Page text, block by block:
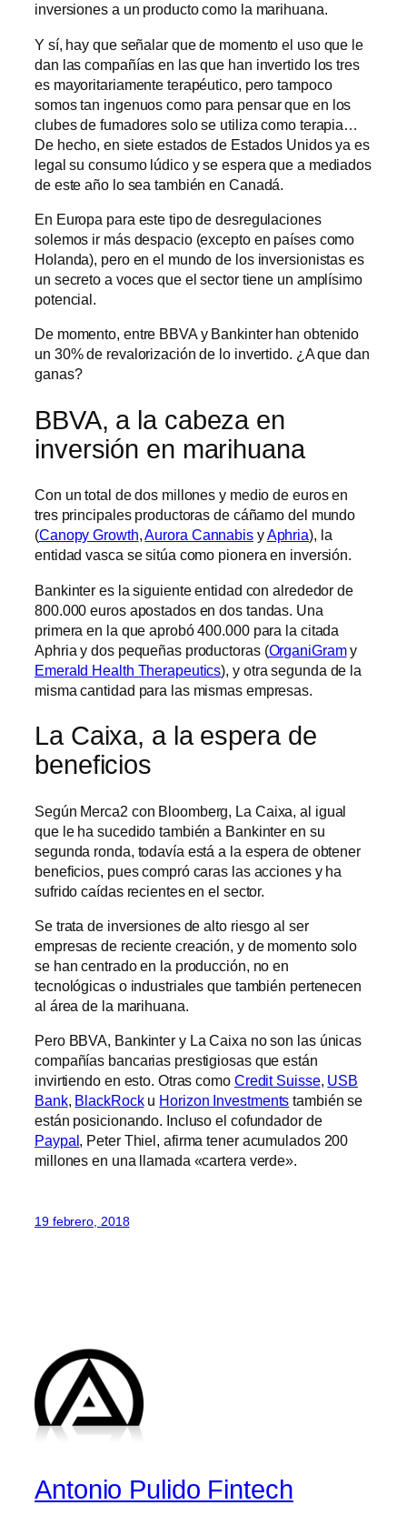
inversiones a un producto como la marihuana.
Y sí, hay que señalar que de momento el uso que le
dan las compañías en las que han invertido los tres
es mayoritariamente terapéutico, pero tampoco
somos tan ingenuos como para pensar que en los
clubes de fumadores solo se utiliza como terapia…
De hecho, en siete estados de Estados Unidos ya es
legal su consumo lúdico y se espera que a mediados
de este año lo sea también en Canadá.
En Europa para este tipo de desregulaciones
solemos ir más despacio (excepto en países como
Holanda), pero en el mundo de los inversionistas es
un secreto a voces que el sector tiene un amplísimo
potencial.
De momento, entre BBVA y Bankinter han obtenido
un 30% de revalorización de lo invertido. ¿A que dan
ganas?
BBVA, a la cabeza en
inversión en marihuana
Con un total de dos millones y medio de euros en
tres principales productoras de cáñamo del mundo
(Canopy Growth,Aurora CannabisyAphria), la
entidad vasca se sitúa como pionera en inversión.
Bankinter es la siguiente entidad con alrededor de
800.000 euros apostados en dos tandas. Una
primera en la que aprobó 400.000 para la citada
Aphria y dos pequeñas productoras (OrganiGramy
Emerald Health Therapeutics), y otra segunda de la
misma cantidad para las mismas empresas.
La Caixa, a la espera de
beneficios
Según Merca2 con Bloomberg, La Caixa, al igual
que le ha sucedido también a Bankinter en su
segunda ronda, todavía está a la espera de obtener
beneficios, pues compró caras las acciones y ha
sufrido caídas recientes en el sector.
Se trata de inversiones de alto riesgo al ser
empresas de reciente creación, y de momento solo
se han centrado en la producción, no en
tecnológicas o industriales que también pertenecen
al área de la marihuana.
Pero BBVA, Bankinter y La Caixa no son las únicas
compañías bancarias prestigiosas que están
invirtiendo en esto. Otras como Credit Suisse, USB
Bank, BlackRocku Horizon Investments también se
están posicionando. Incluso el cofundador de
Paypal , Peter Thiel, afirma tener acumulados 200
millones en una llamada «cartera verde».
19 febrero, 2018
Antonio Pulido Fintech